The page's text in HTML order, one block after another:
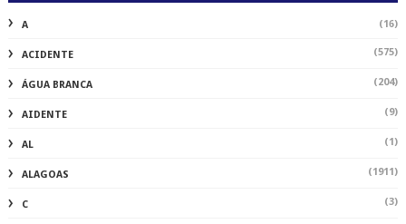
A (16)
ACIDENTE (575)
ÁGUA BRANCA (204)
AIDENTE (9)
AL (1)
ALAGOAS (1911)
C (3)